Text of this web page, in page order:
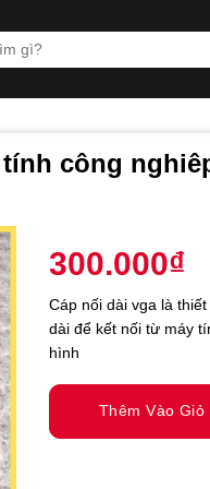
công
300.000₫
Cáp nối dài vga là
dài để kết nối từ máy
hình
Thêm Vào Giỏ